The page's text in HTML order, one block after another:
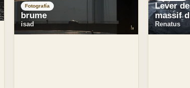
Fotografía
brume
isad
Lever
massif
Renatus